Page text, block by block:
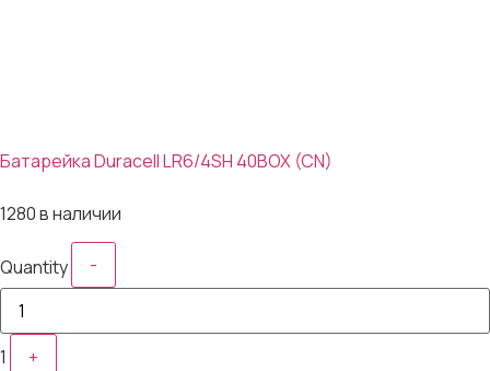
Батарейка Duracell LR6/4SH 40BOX (CN)
1280 в наличии
Quantity -
1
+